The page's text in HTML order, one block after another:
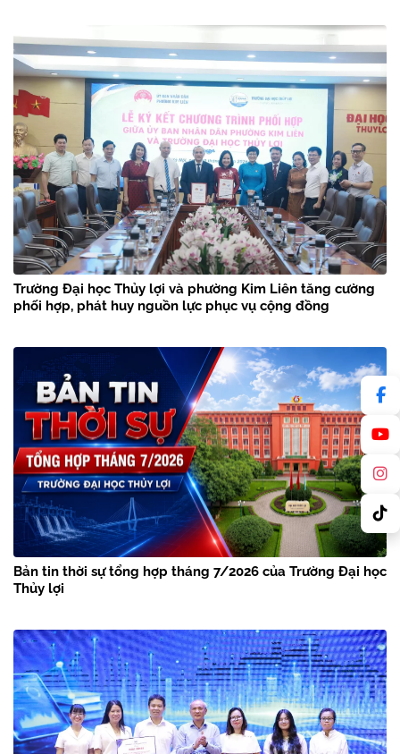
Trường Đại học Thủy lợi và phường Kim Liên tăng cường
phối hợp, phát huy nguồn lực phục vụ cộng đồng
Bản tin thời sự tổng hợp tháng 7/2026 của Trường Đại học
Thủy lợi